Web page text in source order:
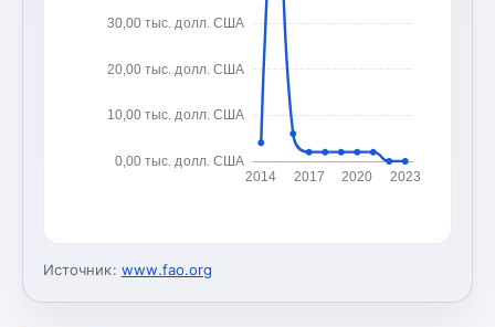
0,00 тыс. долл. США
10,00 тыс. долл. США
20,00 тыс. долл. США
30,00 тыс. долл. США
2014 2017 2020 2023
Источник: www.fao.org